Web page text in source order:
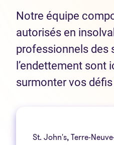
Notre équipe
autorisés en
professionnels des
l’endettement sont
surmonter vos
St. John's, Terre-